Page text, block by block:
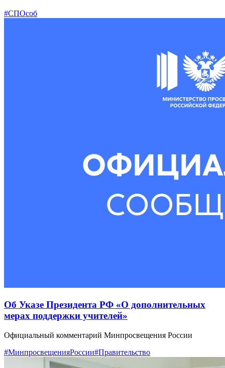
#СПОсоб
Об Указе Президента РФ «О дополнительных
мерах поддержки учителей»
Официальный комментарий Минпросвещения России
#МинпросвещенияРоссии#Правительство